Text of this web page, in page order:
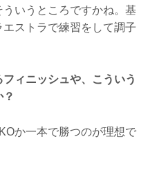
いうところですかね。基
ストラで練習をして調子
ィニッシュや、こういう
か一本で勝つのが理想で